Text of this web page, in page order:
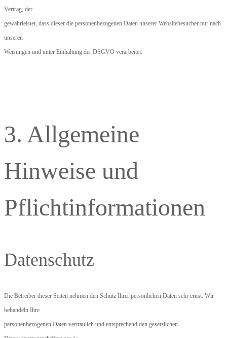
Vertrag, der
gewährleistet, dass dieser die personenbezogenen Daten unserer Websitebesucher nur nach
unseren
Weisungen und unter Einhaltung der DSGVO verarbeitet.
3. Allgemeine
Hinweise und
Pflichtinformationen
Datenschutz
Die Betreiber dieser Seiten nehmen den Schutz Ihrer persönlichen Daten sehr ernst. Wir
behandeln Ihre
personenbezogenen Daten vertraulich und entsprechend den gesetzlichen